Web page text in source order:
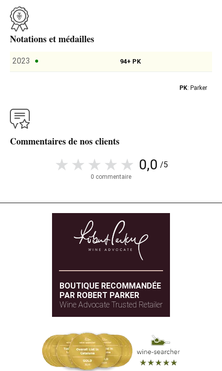
Notations et médailles
2023 94+ PK
PK: Parker
Commentaires de nos clients
0,0 /5
0 commentaire
BOUTIQUE RECOMMANDÉE
PAR ROBERT PARKER
Wine Advocate Trusted Retailer